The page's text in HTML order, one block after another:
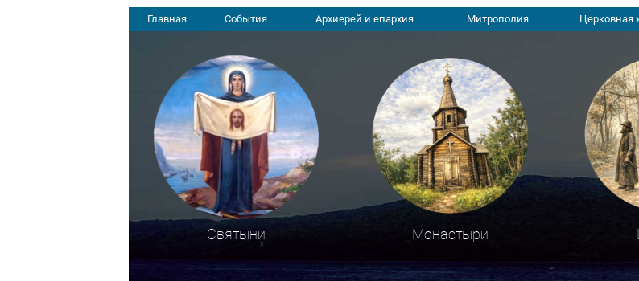
Главная События Архиерей и епархия Митрополия Церковная
Святыни Монастыри